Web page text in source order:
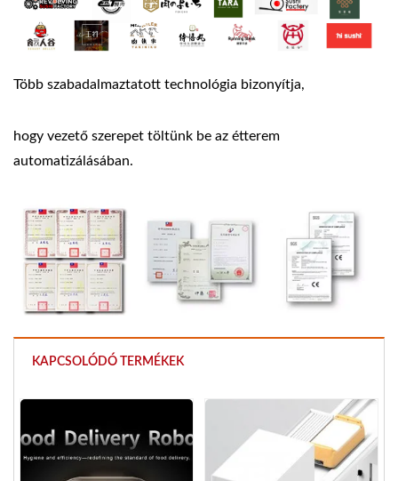
Több szabadalmaztatott technológia bizonyítja,
hogy vezető szerepet töltünk be az étterem
automatizálásában.
KAPCSOLÓDÓ TERMÉKEK